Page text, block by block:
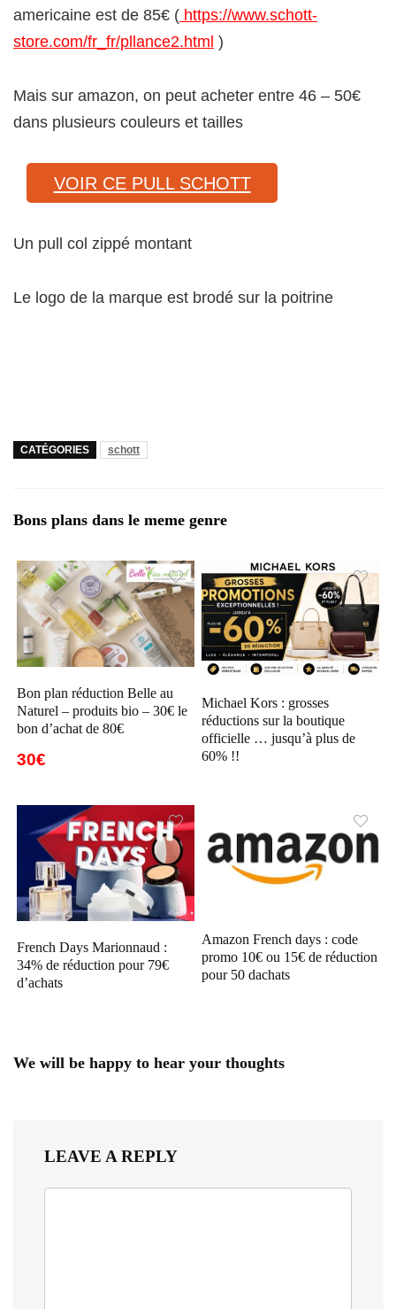
americaine est de 85€ ( https://www.schott-
store.com/fr_fr/pllance2.html )
Mais sur amazon, on peut acheter entre 46 – 50€
dans plusieurs couleurs et tailles
VOIR CE PULL SCHOTT
Un pull col zippé montant
Le logo de la marque est brodé sur la poitrine
CATÉGORIES schott
Bons plans dans le meme genre
Bon plan réduction Belle au
Naturel – produits bio – 30€ le
bon d’achat de 80€
30€
Michael Kors : grosses
réductions sur la boutique
officielle … jusqu’à plus de
60% !!
French Days Marionnaud :
34% de réduction pour 79€
d’achats
Amazon French days : code
promo 10€ ou 15€ de réduction
pour 50 dachats
We will be happy to hear your thoughts
LEAVE A REPLY